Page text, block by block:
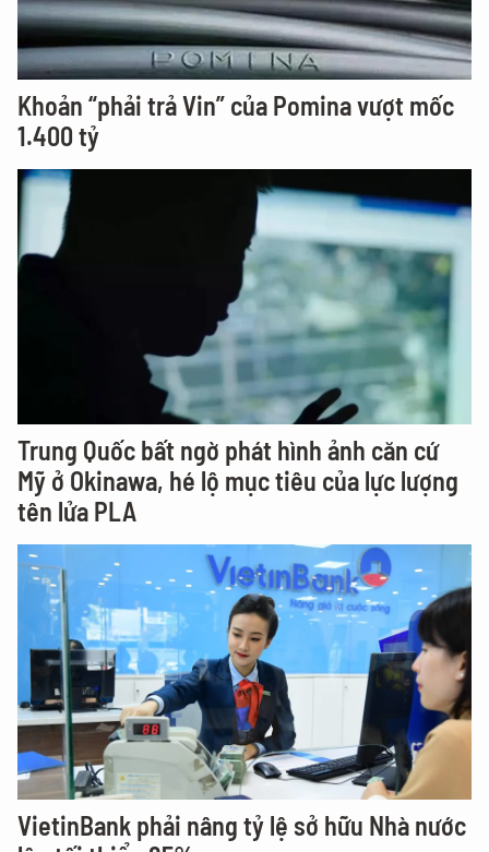
Khoản “phải trả Vin” của Pomina vượt mốc
1.400 tỷ
Trung Quốc bất ngờ phát hình ảnh căn cứ
Mỹ ở Okinawa, hé lộ mục tiêu của lực lượng
tên lửa PLA
VietinBank phải nâng tỷ lệ sở hữu Nhà nước